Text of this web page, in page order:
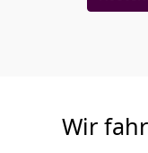
Wir